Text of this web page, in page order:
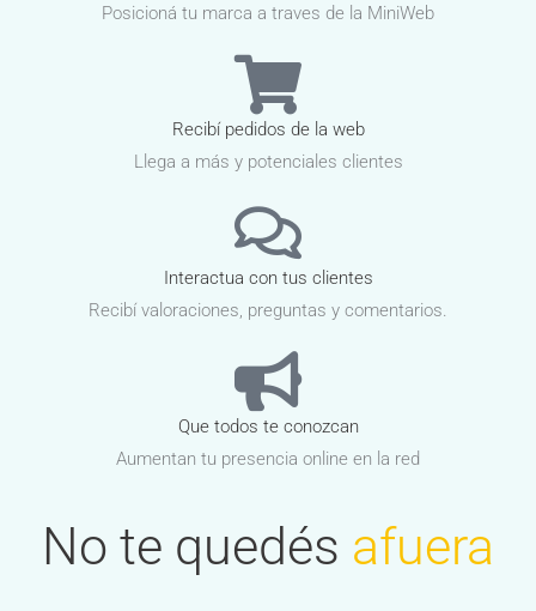
Posicioná tu marca a traves de la MiniWeb
Recibí pedidos de la web
Llega a más y potenciales clientes
Interactua con tus clientes
Recibí valoraciones, preguntas y comentarios.
Que todos te conozcan
Aumentan tu presencia online en la red
No te quedés afuera